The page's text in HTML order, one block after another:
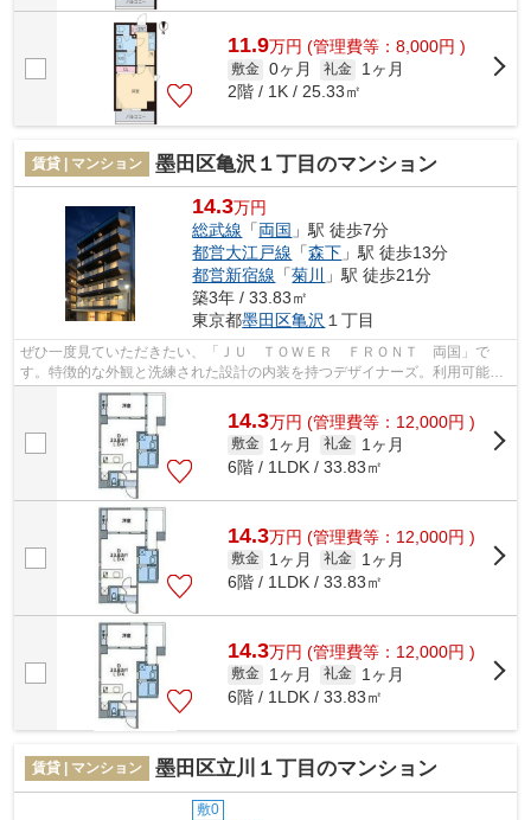
11.9万円 (管理費等：8,000円 )
敷金 0ヶ月 礼金
1ヶ月
2階 / 1K / 25.33㎡
賃貸 | マンション 墨田区亀沢１丁目のマンション
14.3万円
総武線 「両国 」駅 徒歩7分
都営大江戸線 「森下 」駅 徒歩13分
都営新宿線 「菊川
」駅 徒歩21分
築3年 / 33.83㎡
東京都墨田区亀沢 １丁目
ぜひ一度見ていただきたい、「ＪＵ ＴＯＷＥＲ ＦＲＯＮＴ 両国」で
す。特徴的な外観と洗練された設計の内装を持つデザイナーズ。利用可能な
駅が2駅あり、利便性の高い物件です。内...
14.3万円 (管理費等：12,000円 )
敷金 1ヶ月 礼金
1ヶ月
6階 / 1LDK / 33.83㎡
14.3万円 (管理費等：12,000円 )
敷金 1ヶ月 礼金
1ヶ月
6階 / 1LDK / 33.83㎡
14.3万円 (管理費等：12,000円 )
敷金 1ヶ月 礼金
1ヶ月
6階 / 1LDK / 33.83㎡
賃貸 | マンション 墨田区立川１丁目のマンション
敷0